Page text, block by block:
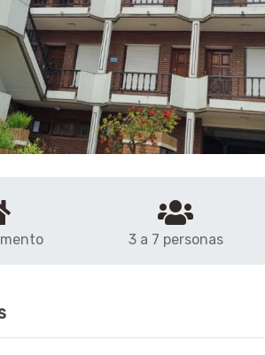
3 a 7 personas